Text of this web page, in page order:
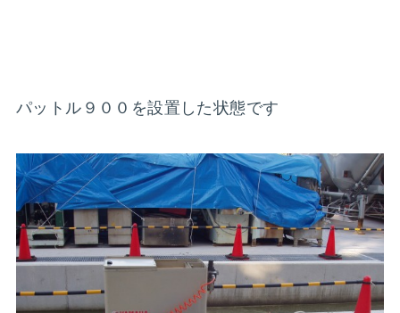
パットル９００を設置した状態です